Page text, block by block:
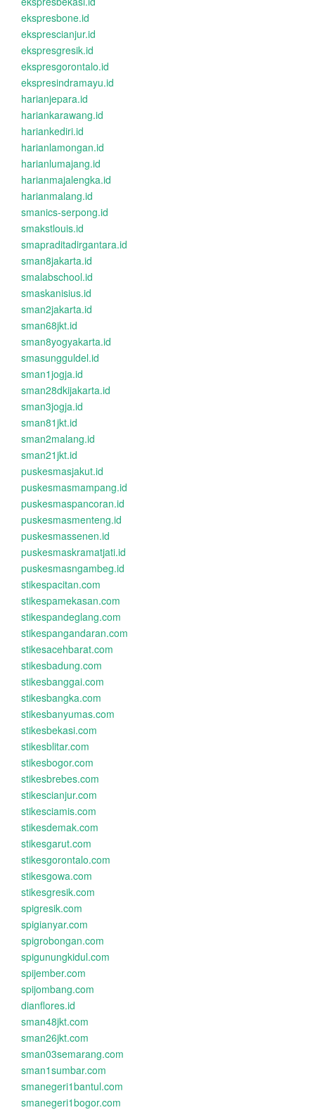
ekspresbone.id
eksprescianjur.id
ekspresgresik.id
ekspresgorontalo.id
ekspresindramayu.id
harianjepara.id
hariankarawang.id
hariankediri.id
harianlamongan.id
harianlumajang.id
harianmajalengka.id
harianmalang.id
smanics-serpong.id
smakstlouis.id
smapraditadirgantara.id
sman8jakarta.id
smalabschool.id
smaskanisius.id
sman2jakarta.id
sman68jkt.id
sman8yogyakarta.id
smasungguldel.id
sman1jogja.id
sman28dkijakarta.id
sman3jogja.id
sman81jkt.id
sman2malang.id
sman21jkt.id
puskesmasjakut.id
puskesmasmampang.id
puskesmaspancoran.id
puskesmasmenteng.id
puskesmassenen.id
puskesmaskramatjati.id
puskesmasngambeg.id
stikespacitan.com
stikespamekasan.com
stikespandeglang.com
stikespangandaran.com
stikesacehbarat.com
stikesbadung.com
stikesbanggai.com
stikesbangka.com
stikesbanyumas.com
stikesbekasi.com
stikesblitar.com
stikesbogor.com
stikesbrebes.com
stikescianjur.com
stikesciamis.com
stikesdemak.com
stikesgarut.com
stikesgorontalo.com
stikesgowa.com
stikesgresik.com
spigresik.com
spigianyar.com
spigrobongan.com
spigunungkidul.com
spijember.com
spijombang.com
dianflores.id
sman48jkt.com
sman26jkt.com
sman03semarang.com
sman1sumbar.com
smanegeri1bantul.com
smanegeri1bogor.com